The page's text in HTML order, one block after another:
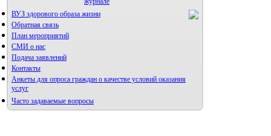
Правила направления,
ВУЗ здорового образа жизни
Фотогалерея
Обратная связь
План мероприятий
СМИ о нас
Подача заявлений
Контакты
Анкеты для опроса граждан о качестве условий оказания
услуг
Часто задаваемые вопросы